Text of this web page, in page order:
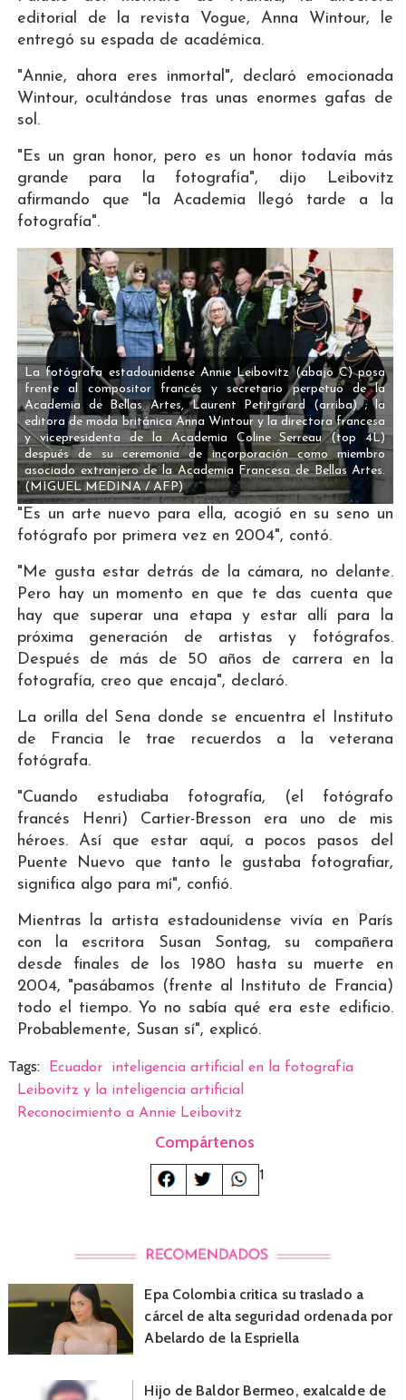
editorial de la revista Vogue, Anna Wintour, le
entregó su espada de académica.
"Annie, ahora eres inmortal", declaró emocionada
Wintour, ocultándose tras unas enormes gafas de
sol.
"Es un gran honor, pero es un honor todavía más
grande para la fotografía", dijo Leibovitz
afirmando que "la Academia llegó tarde a la
fotografía".
La fotógrafa estadounidense Annie Leibovitz (abajo C) posa
frente al compositor francés y secretario perpetuo de la
Academia de Bellas Artes, Laurent Petitgirard (arriba) ; la
editora de moda británica Anna Wintour y la directora francesa
y vicepresidenta de la Academia Coline Serreau (top 4L)
después de su ceremonia de incorporación como miembro
asociado extranjero de la Academia Francesa de Bellas Artes.
(MIGUEL MEDINA / AFP)
"Es un arte nuevo para ella, acogió en su seno un
fotógrafo por primera vez en 2004", contó.
"Me gusta estar detrás de la cámara, no delante.
Pero hay un momento en que te das cuenta que
hay que superar una etapa y estar allí para la
próxima generación de artistas y fotógrafos.
Después de más de 50 años de carrera en la
fotografía, creo que encaja", declaró.
La orilla del Sena donde se encuentra el Instituto
de Francia le trae recuerdos a la veterana
fotógrafa.
"Cuando estudiaba fotografía, (el fotógrafo
francés Henri) Cartier-Bresson era uno de mis
héroes. Así que estar aquí, a pocos pasos del
Puente Nuevo que tanto le gustaba fotografiar,
significa algo para mí", confió.
Mientras la artista estadounidense vivía en París
con la escritora Susan Sontag, su compañera
desde finales de los 1980 hasta su muerte en
2004, "pasábamos (frente al Instituto de Francia)
todo el tiempo. Yo no sabía qué era este edificio.
Probablemente, Susan sí", explicó.
Tags: Ecuador
inteligencia artificial en la fotografía
Leibovitz y la inteligencia artificial
Reconocimiento a Annie Leibovitz
Compártenos
1
Epa Colombia critica su traslado a
cárcel de alta seguridad ordenada por
Abelardo de la Espriella
Hijo de Baldor Bermeo, exalcalde de